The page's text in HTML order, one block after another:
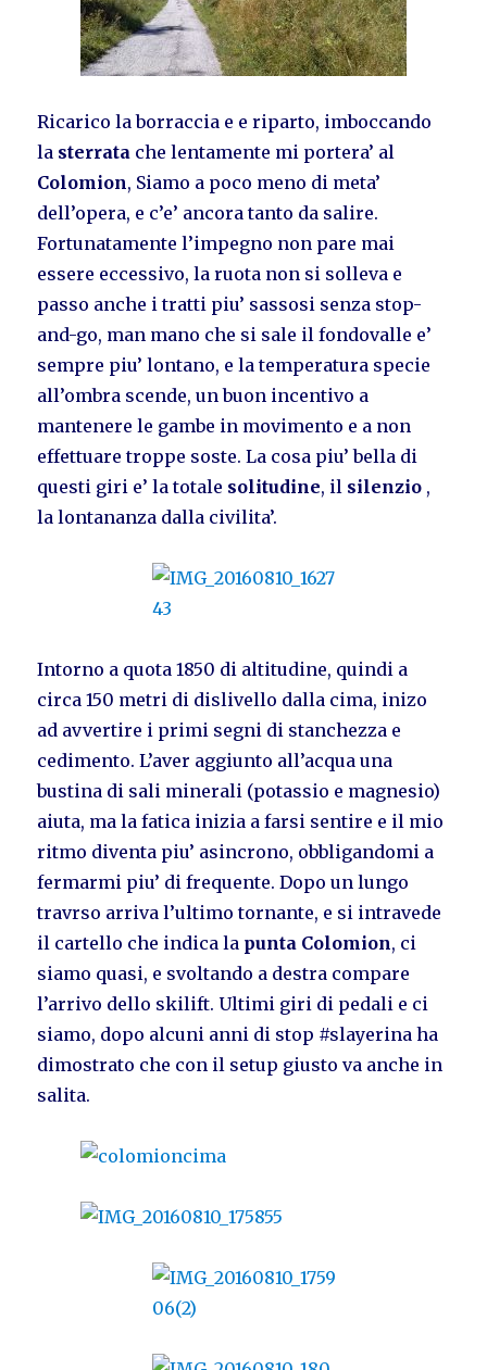
Ricarico la borraccia e e riparto, imboccando
la sterrata che lentamente mi portera’ al
Colomion, Siamo a poco meno di meta’
dell’opera, e c’e’ ancora tanto da salire.
Fortunatamente l’impegno non pare mai
essere eccessivo, la ruota non si solleva e
passo anche i tratti piu’ sassosi senza stop-
and-go, man mano che si sale il fondovalle e’
sempre piu’ lontano, e la temperatura specie
all’ombra scende, un buon incentivo a
mantenere le gambe in movimento e a non
effettuare troppe soste. La cosa piu’ bella di
questi giri e’ la totale solitudine, il silenzio ,
la lontananza dalla civilita’.
Intorno a quota 1850 di altitudine, quindi a
circa 150 metri di dislivello dalla cima, inizo
ad avvertire i primi segni di stanchezza e
cedimento. L’aver aggiunto all’acqua una
bustina di sali minerali (potassio e magnesio)
aiuta, ma la fatica inizia a farsi sentire e il mio
ritmo diventa piu’ asincrono, obbligandomi a
fermarmi piu’ di frequente. Dopo un lungo
travrso arriva l’ultimo tornante, e si intravede
il cartello che indica la punta Colomion, ci
siamo quasi, e svoltando a destra compare
l’arrivo dello skilift. Ultimi giri di pedali e ci
siamo, dopo alcuni anni di stop #slayerina ha
dimostrato che con il setup giusto va anche in
salita.